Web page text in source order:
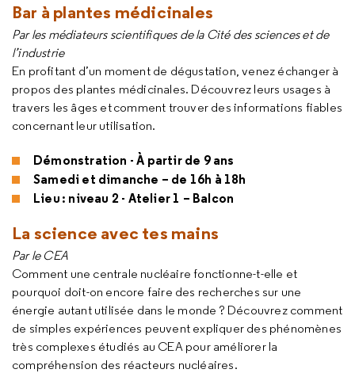
Bar à plantes médicinales
Par les médiateurs scientifiques de la Cité des sciences et de
l’industrie
En profitant d’un moment de dégustation, venez échanger à
propos des plantes médicinales. Découvrez leurs usages à
travers les âges et comment trouver des informations fiables
concernant leur utilisation.
Démonstration - À partir de 9 ans
Samedi et dimanche – de 16h à 18h
Lieu : niveau 2 - Atelier 1 – Balcon
La science avec tes mains
Par le CEA
Comment une centrale nucléaire fonctionne-t-elle et
pourquoi doit-on encore faire des recherches sur une
énergie autant utilisée dans le monde ? Découvrez comment
de simples expériences peuvent expliquer des phénomènes
très complexes étudiés au CEA pour améliorer la
compréhension des réacteurs nucléaires.